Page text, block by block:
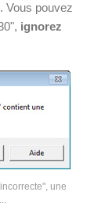
. Vous pouvez
ignorez
une